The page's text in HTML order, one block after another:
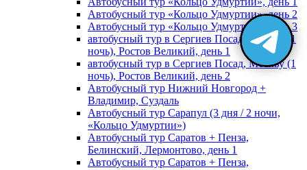
Автобусный тур «Кольцо Удмуртии», день 2
Автобусный тур «Кольцо Удмуртии», день 3
автобусный тур в Сергиев Посад, Москву (1
ночь), Ростов Великий, день 1
автобусный тур в Сергиев Посад, Москву (1
ночь), Ростов Великий, день 2
Автобусный тур Нижний Новгород +
Владимир, Суздаль
Автобусный тур Сарапул (3 дня / 2 ночи,
«Кольцо Удмуртии»)
Автобусный тур Саратов + Пенза,
Белинский, Лермонтово, день 1
Автобусный тур Саратов + Пенза,